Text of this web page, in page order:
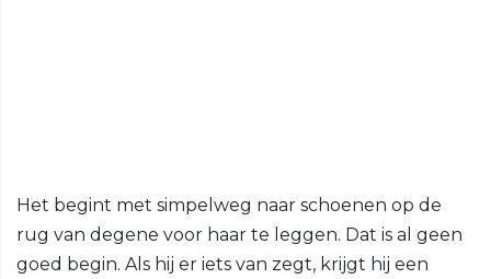
Het begint met simpelweg naar schoenen op de
rug van degene voor haar te leggen. Dat is al geen
goed begin. Als hij er iets van zegt, krijgt hij een